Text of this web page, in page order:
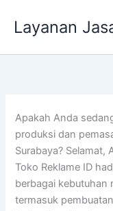
Layanan
Apakah Anda
produksi dan
Surabaya? Selamat,
Toko Reklame ID
berbagai kebutuhan
termasuk